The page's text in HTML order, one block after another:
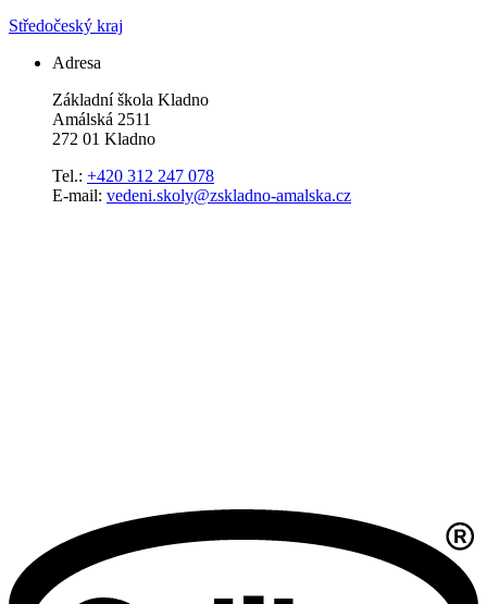
Středočeský kraj
Adresa
Základní škola Kladno
Amálská 2511
272 01 Kladno
Tel.: +420 312 247 078
E-mail: vedeni.skoly@zskladno-amalska.cz